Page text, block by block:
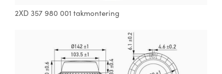
2XD 357 980 001 takmontering